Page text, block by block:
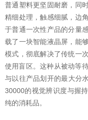
普通塑料更坚固耐磨，同
精细处理，触感细腻，边
于普通一次性产品的分量
载了一块智能液晶屏，能
模式，彻底解决了传统一
使用盲区。这种从被动等
与以往产品划开的最大分
30000的视觉辨识度与握
纯的消耗品。